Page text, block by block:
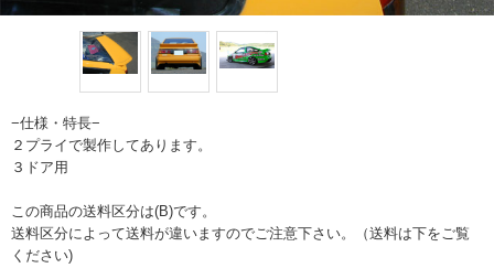
−仕様・特長−
２プライで製作してあります。
３ドア用
この商品の送料区分は(B)です。
送料区分によって送料が違いますのでご注意下さい。（送料は下をご覧
ください)